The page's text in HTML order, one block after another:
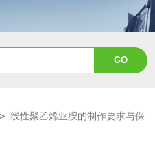
>线性聚乙烯亚胺的制作要求与保